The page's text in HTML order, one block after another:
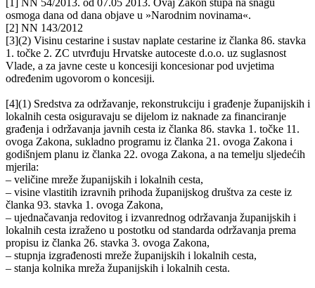
osmoga dana od dana objave u »Narodnim novinama«.
[2] NN 143/2012
[3](2) Visinu cestarine i sustav naplate cestarine iz članka 86. stavka
1. točke 2. ZC utvrđuju Hrvatske autoceste d.o.o. uz suglasnost
Vlade, a za javne ceste u koncesiji koncesionar pod uvjetima
određenim ugovorom o koncesiji.
[4](1) Sredstva za održavanje, rekonstrukciju i građenje županijskih i
lokalnih cesta osiguravaju se dijelom iz naknade za financiranje
građenja i održavanja javnih cesta iz članka 86. stavka 1. točke 11.
ovoga Zakona, sukladno programu iz članka 21. ovoga Zakona i
godišnjem planu iz članka 22. ovoga Zakona, a na temelju sljedećih
mjerila:
– veličine mreže županijskih i lokalnih cesta,
– visine vlastitih izravnih prihoda županijskog društva za ceste iz
članka 93. stavka 1. ovoga Zakona,
– ujednačavanja redovitog i izvanrednog održavanja županijskih i
lokalnih cesta izraženo u postotku od standarda održavanja prema
propisu iz članka 26. stavka 3. ovoga Zakona,
– stupnja izgrađenosti mreže županijskih i lokalnih cesta,
– stanja kolnika mreža županijskih i lokalnih cesta.